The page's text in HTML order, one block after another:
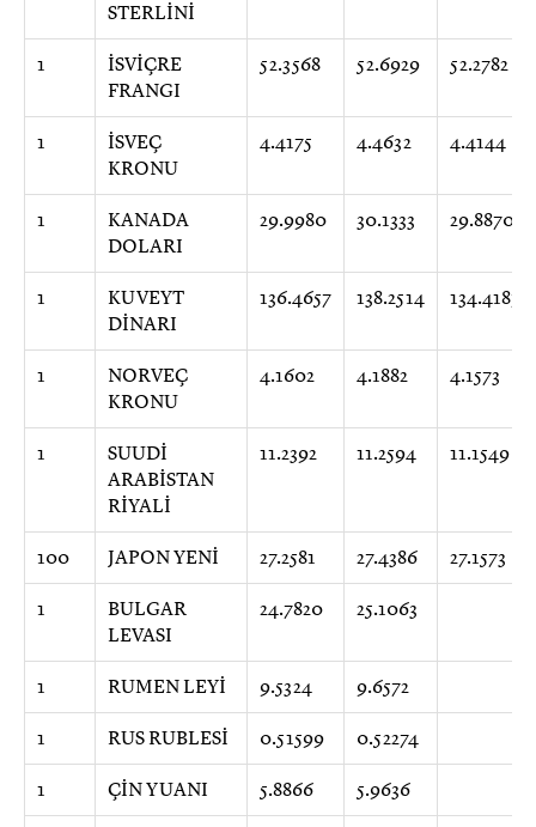
STERLİNİ
1
İSVİÇRE
FRANGI
52.3568 52.6929 52.2782
1
İSVEÇ
KRONU
4.4175 4.4632 4.4144
1
KANADA
DOLARI
29.9980 30.1333 29.8870
1
KUVEYT
DİNARI
136.4657 138.2514 134.4187
1
NORVEÇ
KRONU
4.1602 4.1882 4.1573
1
SUUDİ
ARABİSTAN
RİYALİ
11.2392 11.2594 11.1549
100 JAPON YENİ 27.2581 27.4386 27.1573
1
BULGAR
LEVASI
24.7820 25.1063
1 RUMEN LEYİ 9.5324 9.6572
1 RUS RUBLESİ 0.51599 0.52274
1 ÇİN YUANI 5.8866 5.9636